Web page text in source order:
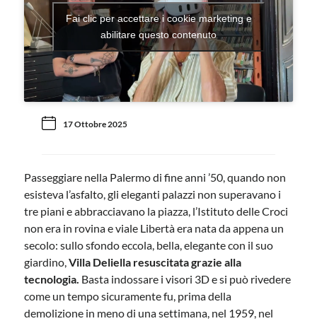
Fai clic per accettare i cookie marketing e
abilitare questo contenuto
17 Ottobre 2025
Passeggiare nella Palermo di fine anni ’50, quando non
esisteva l’asfalto, gli eleganti palazzi non superavano i
tre piani e abbracciavano la piazza, l’Istituto delle Croci
non era in rovina e viale Libertà era nata da appena un
secolo: sullo sfondo eccola, bella, elegante con il suo
giardino,Villa Deliella resuscitata grazie alla
tecnologia. Basta indossare i visori 3D e si può rivedere
come un tempo sicuramente fu, prima della
demolizione in meno di una settimana, nel 1959, nel